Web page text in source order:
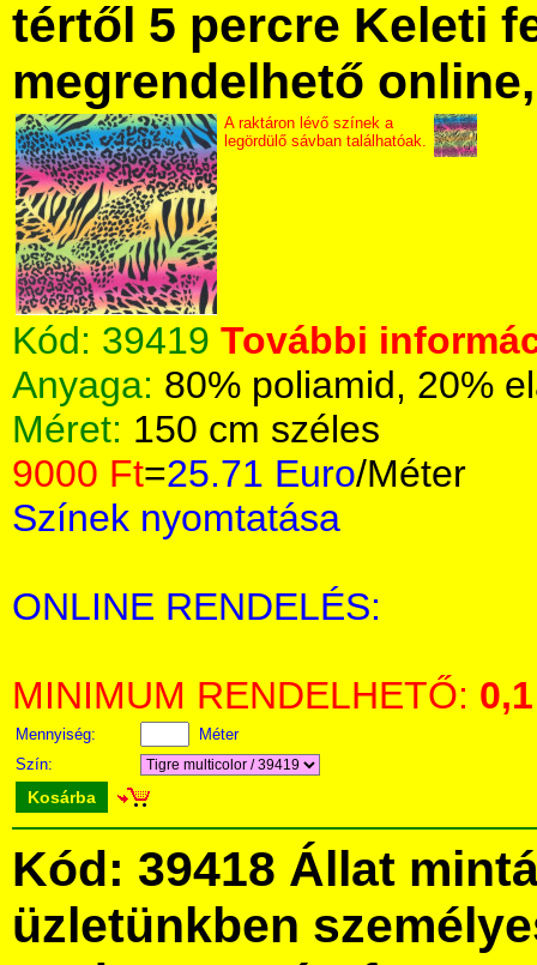
tértől 5 percre Keleti
megrendelhető
A raktáron lévő színek a
legördülő sávban találhatóak.
Kód: 39419 További
Anyaga: 80% poliamid, 20%
Méret: 150 cm széles
9000 Ft=25.71 Euro/Méter
Színek nyomtatása
ONLINE RENDELÉS:
MINIMUM RENDELHETŐ: 0,1
Mennyiség:
Méter
Szín:
Kosárba
Kód: 39418 Állat
üzletünkben